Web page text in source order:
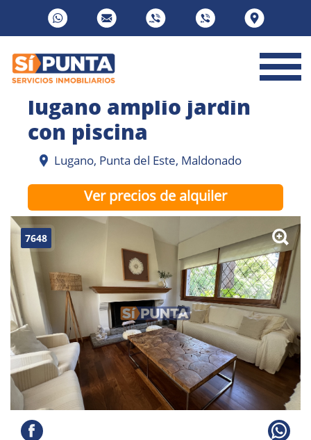
lugano amplio jardin
con piscina
Lugano, Punta del Este, Maldonado
Ver precios de alquiler
7648